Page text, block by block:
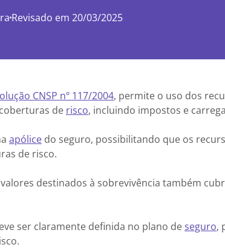
Revisado em 20/03/2025
CNSP nº 117/2004, permite o uso dos
de risco, incluindo impostos e
apólice do seguro, possibilitando que os
de risco.
destinados à sobrevivência também
ser claramente definida no plano deseguro,